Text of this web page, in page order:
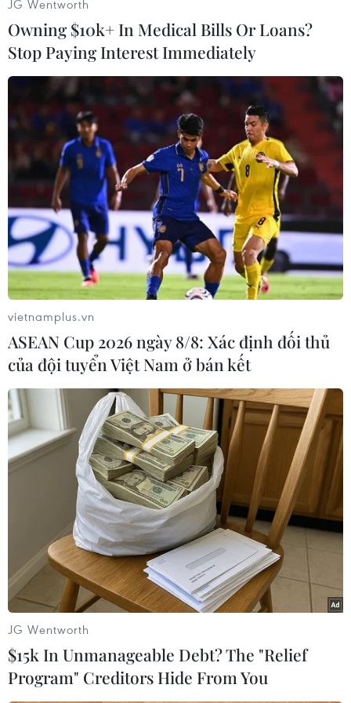
định phát động một cuộc chạy đua vũ trang mới,
song sẽ đáp trả mọi thách thức an ninh./.
(Vietnam+)
#Sergei Lavrov #Chạy đua vũ trang
#Vladimir Putin
#Phòng thủ
#An ninh Mỹ Nga
Theo dõi VietnamPlus
TIN LIÊN QUAN
JG Wentworth
Owning $10k+ In Medical Bills Or Loans?
Stop Paying Interest Immediately
vietnamplus.vn
ASEAN Cup 2026 ngày 8/8: Xác định đối thủ
của đội tuyển Việt Nam ở bán kết
JG Wentworth
$15k In Unmanageable Debt? The "Relief
Program" Creditors Hide From You